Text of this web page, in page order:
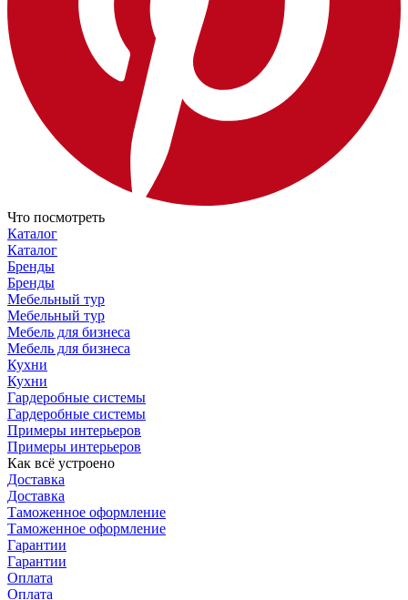
Что посмотреть
Каталог
Каталог
Бренды
Бренды
Мебельный тур
Мебельный тур
Мебель для бизнеса
Мебель для бизнеса
Кухни
Кухни
Гардеробные системы
Гардеробные системы
Примеры интерьеров
Примеры интерьеров
Как всё устроено
Доставка
Доставка
Таможенное оформление
Таможенное оформление
Гарантии
Гарантии
Оплата
Оплата